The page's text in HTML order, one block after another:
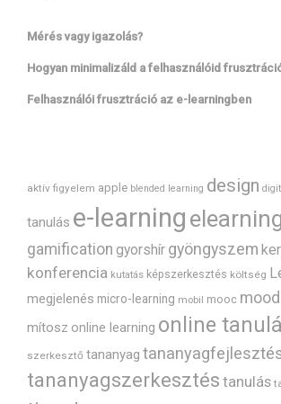
Mérés vagy igazolás?
Hogyan minimalizáld a felhasználóid
Felhasználói frusztráció az e-learningben
aktív figyelem apple blended learning design
tanulás e-learning
gamification gyorshír gyöngyszem
konferencia kutatás képszerkesztés költség
megjelenés micro-learning mobil mooc
mítosz online learning online
szerkesztő tananyag
tananyagszerkesztés tanulás